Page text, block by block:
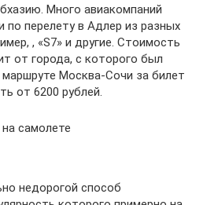
Много авиакомпаний
по перелету в Адлер из разных
, «S7» и другие. Стоимость
от города, с которого был
Москва-Сочи за билет
от 6200 рублей.
самолете
недорогой способ